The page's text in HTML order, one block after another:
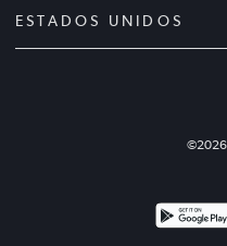
ESTADOS UNIDOS
©2026